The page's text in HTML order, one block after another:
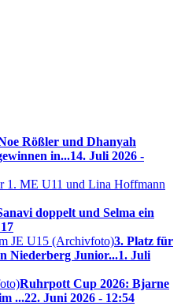
Rößler und Dhanyah
in...14. Juli 2026 -
doppelt und Selma ein
3. Platz für
Niederberg Junior...1. Juli
Ruhrpott Cup 2026: Bjarne
...22. Juni 2026 - 12:54